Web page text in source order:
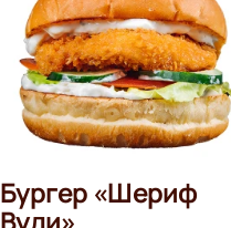
Бургер «Шериф